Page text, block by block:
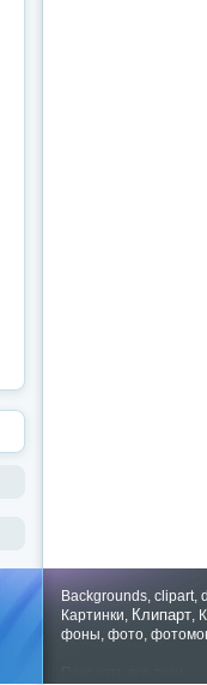
Backgrounds, clipart,
Картинки, Клипарт,
фоны, фото,